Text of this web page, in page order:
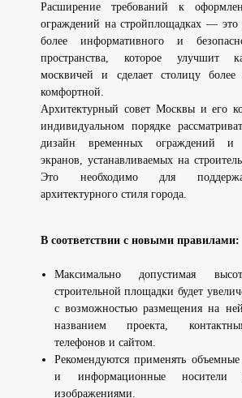
Расширение требований к
ограждений на стройплощадках —
более информативного и
пространства, которое улучшит
москвичей и сделает столицу
комфортной.
Архитектурный совет Москвы и его
индивидуальном порядке
дизайн временных ограждений и
экранов, устанавливаемых на
Это необходимо для
архитектурного стиля города.
В соответствии с новыми правилами:
Максимально допустимая
строительной площадки будет
с возможностью размещения на
названием проекта,
телефонов и сайтом.
Рекомендуются применять
и информационные носители
изображениями.